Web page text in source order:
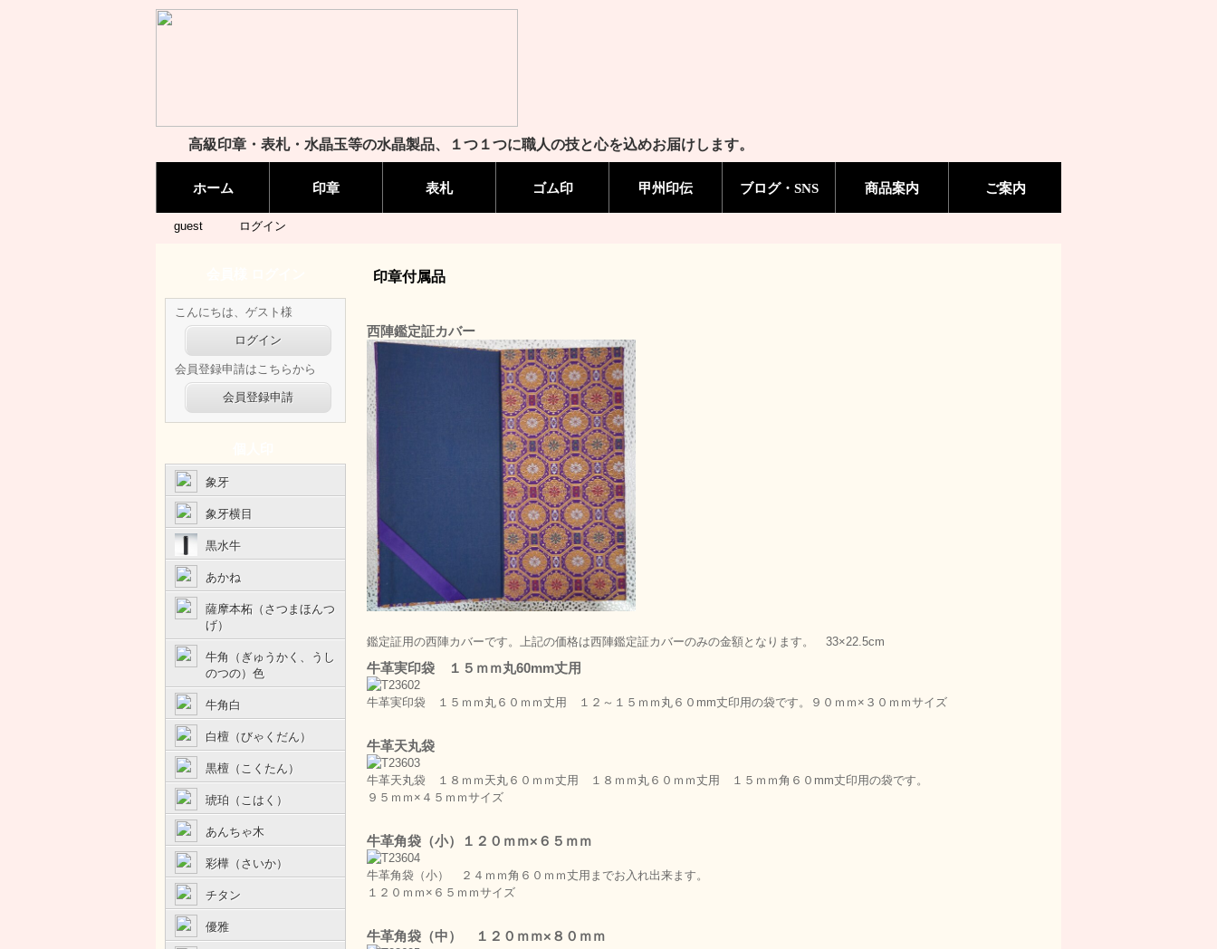
高級印章・表札・水晶玉等の水晶製品、１つ１つに職人の技と心を込めお届けします。
ホーム 印章 表札 ゴム印 甲州印伝 ブログ・SNS 商品案内 ご案内
guest ログイン
印章付属品
西陣鑑定証カバー
鑑定証用の西陣カバーです。上記の価格は西陣鑑定証カバーのみの金額となります。 33×22.5cm
牛革実印袋 １５ｍｍ丸60mm丈用
牛革実印袋 １５ｍｍ丸６０ｍｍ丈用 １２～１５ｍｍ丸６０mm丈印用の袋です。９０ｍｍ×３０ｍｍサイズ
牛革天丸袋
牛革天丸袋 １８ｍｍ天丸６０ｍｍ丈用 １８ｍｍ丸６０ｍｍ丈用 １５ｍｍ角６０mm丈印用の袋です。
９５ｍｍ×４５ｍｍサイズ
牛革角袋（小）１２０ｍｍ×６５ｍｍ
牛革角袋（小） ２４ｍｍ角６０ｍｍ丈用までお入れ出来ます。
１２０ｍｍ×６５ｍｍサイズ
牛革角袋（中） １２０ｍｍ×８０ｍｍ
こんにちは、ゲスト様
ログイン
会員登録申請はこちらから
会員登録申請
象牙
象牙横目
黒水牛
あかね
薩摩本柘（さつまほんつ
げ）
牛角（ぎゅうかく、うし
のつの）色
牛角白
白檀（びゃくだん）
黒檀（こくたん）
琥珀（こはく）
あんちゃ木
彩樺（さいか）
チタン
優雅